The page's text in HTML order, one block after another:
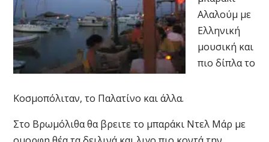
Αλαλούμ με
Ελληνική
μουσική και
πιο δίπλα το
Κοσμοπόλιταν, το Παλατίνο και άλλα.
Στο Βρωμόλιθα θα βρειτε το μπαράκι Ντελ Μάρ με